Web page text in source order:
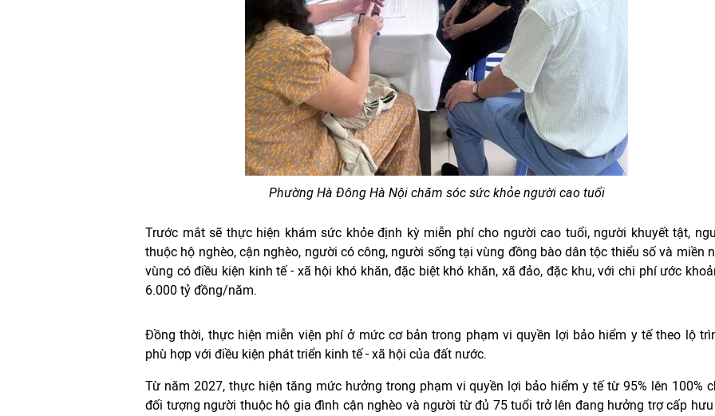
Phường Hà Đông Hà Nội chăm sóc sức khỏe người cao tuổi
Trước mắt sẽ thực hiện khám sức khỏe định kỳ miễn phí cho người cao tuổi, người khuyết tật,
thuộc hộ nghèo, cận nghèo, người có công, người sống tại vùng đồng bào dân tộc thiểu số và miền
vùng có điều kiện kinh tế - xã hội khó khăn, đặc biệt khó khăn, xã đảo, đặc khu, với chi phí ước
6.000 tỷ đồng/năm.
Đồng thời, thực hiện miễn viện phí ở mức cơ bản trong phạm vi quyền lợi bảo hiểm y tế theo lộ
phù hợp với điều kiện phát triển kinh tế - xã hội của đất nước.
Từ năm 2027, thực hiện tăng mức hưởng trong phạm vi quyền lợi bảo hiểm y tế từ 95% lên 100%
đối tượng người thuộc hộ gia đình cận nghèo và người từ đủ 75 tuổi trở lên đang hưởng trợ cấp